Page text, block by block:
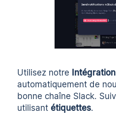
Utilisez notre
automatiquement de
bonne chaîne Slack.
utilisant étiquettes.